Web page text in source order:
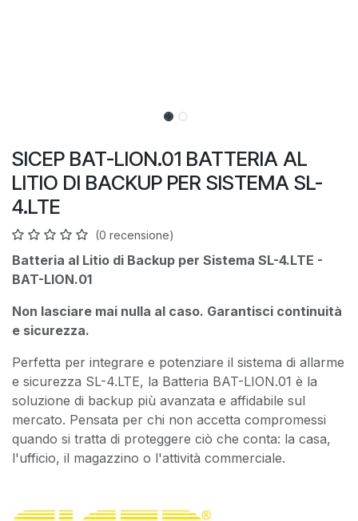
SICEP BAT-LION.01 BATTERIA AL
LITIO DI BACKUP PER SISTEMA SL-
4.LTE
(0 recensione)
Batteria al Litio di Backup per Sistema SL-4.LTE -
BAT-LION.01
Non lasciare mai nulla al caso. Garantisci continuità
e sicurezza.
Perfetta per integrare e potenziare il sistema di allarme
e sicurezza SL-4.LTE, la Batteria BAT-LION.01 è la
soluzione di backup più avanzata e affidabile sul
mercato. Pensata per chi non accetta compromessi
quando si tratta di proteggere ciò che conta: la casa,
l'ufficio, il magazzino o l'attività commerciale.